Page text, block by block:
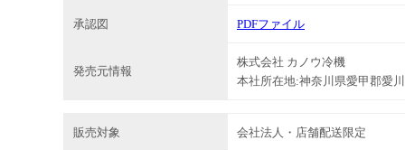
承認図 PDFファイル
発売元情報
株式会社 カノウ冷機
本社所在地:神奈川県愛甲郡愛
販売対象 会社法人・店舗配送限定